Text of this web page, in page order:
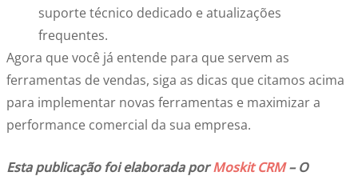
suporte técnico dedicado e atualizações
frequentes.
Agora que você já entende para que servem as
ferramentas de vendas, siga as dicas que citamos acima
para implementar novas ferramentas e maximizar a
performance comercial da sua empresa.
Esta publicação foi elaborada por Moskit CRM– O